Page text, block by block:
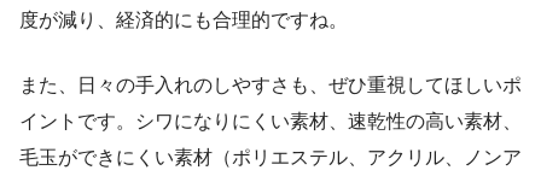
度が減り、経済的にも合理的ですね。
また、日々の手入れのしやすさも、ぜひ重視してほしいポ
イントです。シワになりにくい素材、速乾性の高い素材、
毛玉ができにくい素材（ポリエステル、アクリル、ノンア